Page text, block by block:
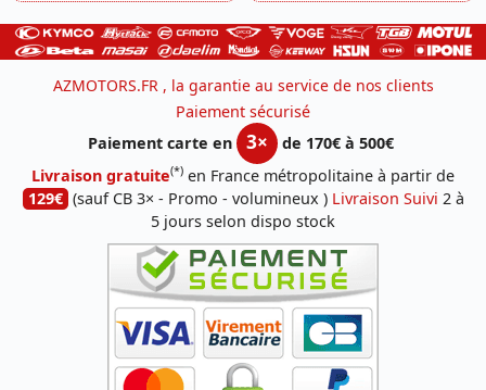
AZMOTORS.FR , la garantie au service de nos clients
Paiement sécurisé
Paiement carte en
3×
de 170€ à 500€
Livraison gratuite(*) en France métropolitaine à partir de
129€ (sauf CB 3× - Promo - volumineux ) Livraison Suivi 2 à
5 jours selon dispo stock